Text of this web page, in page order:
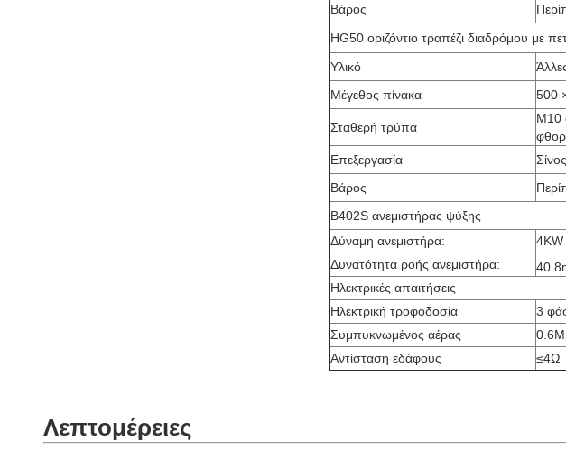
Βάρος
HG50 οριζόντιο τραπέζι διαδρόμου με
Υλικό
Μέγεθος πίνακα
500
Σταθερή τρύπα
M10
Επεξεργασία
Βάρος
Β402S ανεμιστήρας ψύξης
Δύναμη ανεμιστήρα:
4KW
Δυνατότητα ροής ανεμιστήρα:
Ηλεκτρικές απαιτήσεις
Ηλεκτρική τροφοδοσία
3
Συμπυκνωμένος αέρας
Αντίσταση εδάφους
≤4Ω
Λεπτομέρειες